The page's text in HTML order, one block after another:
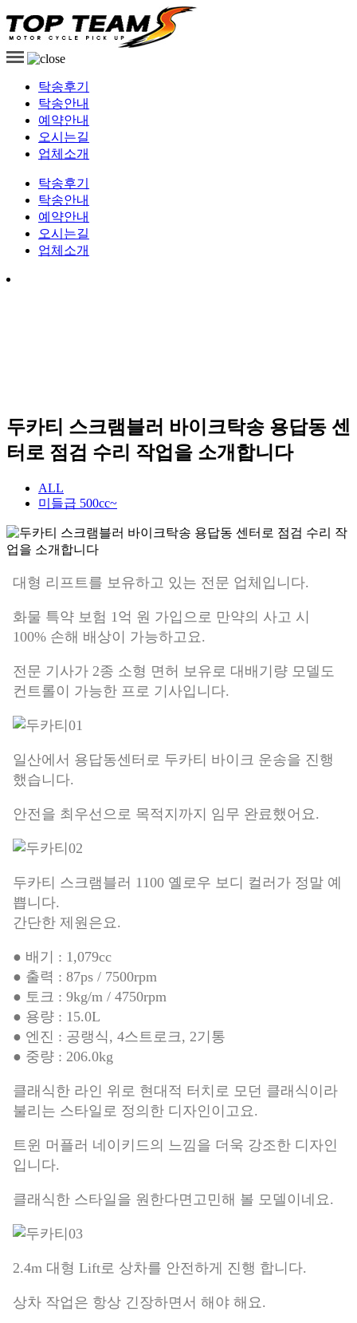
바이크탁송
전국 바이크운송 오토바이용달
탁송후기
탁송안내
예약안내
오시는길
업체소개
탁송후기
탁송안내
예약안내
오시는길
업체소개
두카티 스크램블러 바이크탁송 용답동 센
터로 점검 수리 작업을 소개합니다
ALL
미들급 500cc~
대형 리프트를 보유하고 있는 전문 업체입니다.
화물 특약 보험 1억 원 가입으로 만약의 사고 시
100% 손해 배상이 가능하고요.
전문 기사가 2종 소형 면허 보유로 대배기량 모델도
컨트롤이 가능한 프로 기사입니다.
일산에서 용답동센터로 두카티 바이크 운송을 진행
했습니다.
안전을 최우선으로 목적지까지 임무 완료했어요.
두카티 스크램블러 1100 옐로우 보디 컬러가 정말 예
쁩니다.
간단한 제원은요.
● 배기 : 1,079cc
● 출력 : 87ps / 7500rpm
● 토크 : 9kg/m / 4750rpm
● 용량 : 15.0L
● 엔진 : 공랭식, 4스트로크, 2기통
● 중량 : 206.0kg
클래식한 라인 위로 현대적 터치로 모던 클래식이라
불리는 스타일로 정의한 디자인이고요.
트윈 머플러 네이키드의 느낌을 더욱 강조한 디자인
입니다.
클래식한 스타일을 원한다면고민해 볼 모델이네요.
2.4m 대형 Lift로 상차를 안전하게 진행 합니다.
상차 작업은 항상 긴장하면서 해야 해요.